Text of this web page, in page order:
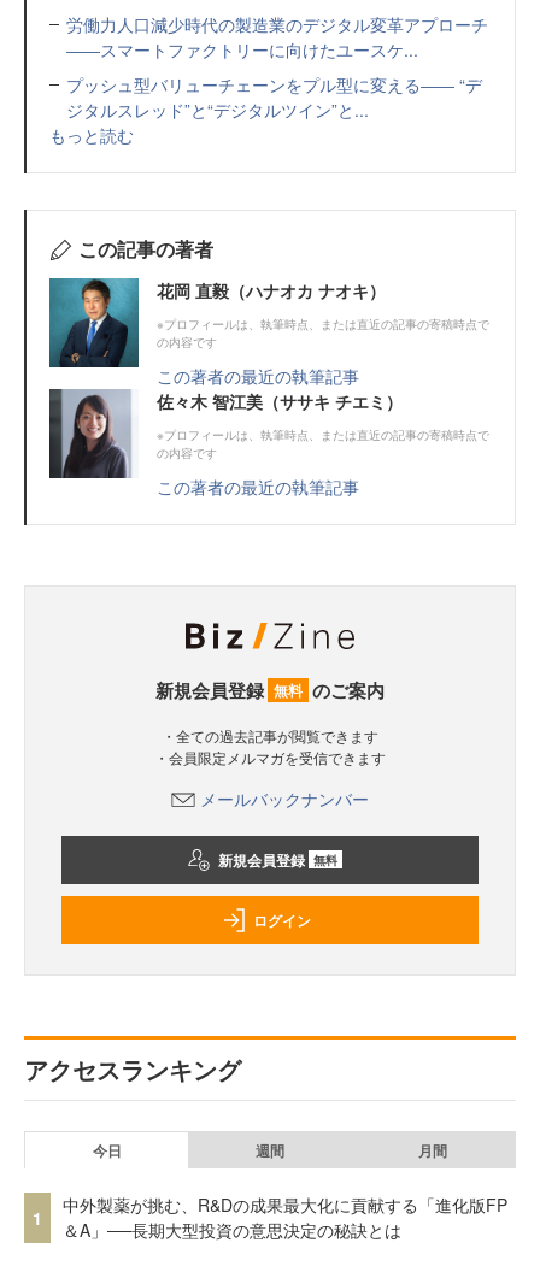
労働力人口減少時代の製造業のデジタル変革アプローチ
――スマートファクトリーに向けたユースケ...
プッシュ型バリューチェーンをプル型に変える―― “デ
ジタルスレッド”と“デジタルツイン”と...
もっと読む
この記事の著者
花岡 直毅（ハナオカ ナオキ）
※プロフィールは、執筆時点、または直近の記事の寄稿時点で
の内容です
この著者の最近の執筆記事
佐々木 智江美（ササキ チエミ）
※プロフィールは、執筆時点、または直近の記事の寄稿時点で
の内容です
この著者の最近の執筆記事
新規会員登録 無料 のご案内
・全ての過去記事が閲覧できます
・会員限定メルマガを受信できます
メールバックナンバー
新規会員登録 無料
ログイン
アクセスランキング
今日 週間 月間
1
中外製薬が挑む、R&Dの成果最大化に貢献する「進化版FP
＆A」──長期大型投資の意思決定の秘訣とは